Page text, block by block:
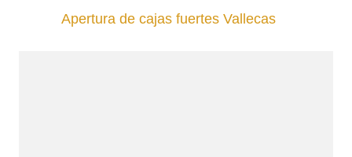
Apertura de cajas fuertes Vallecas